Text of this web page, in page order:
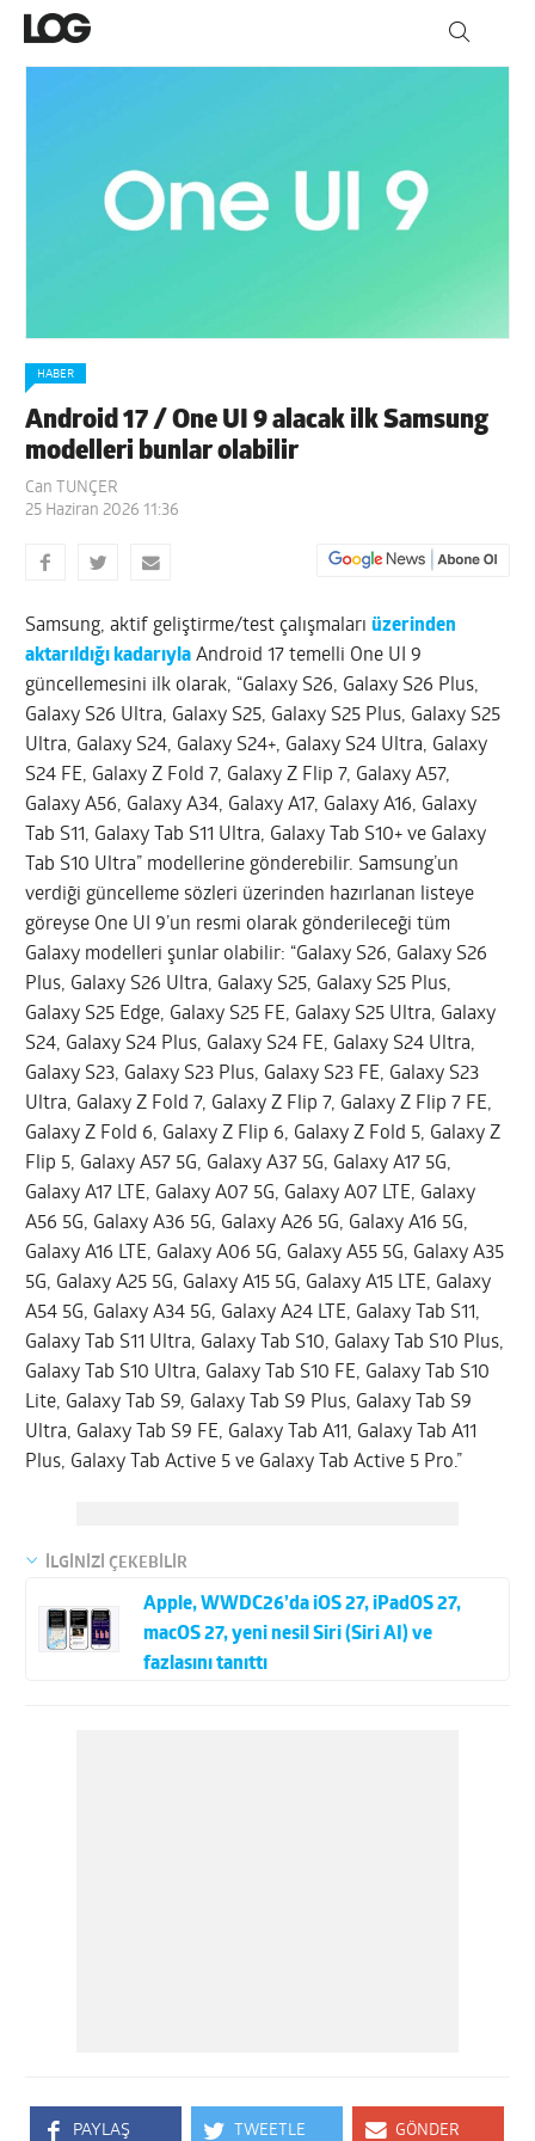
HABER
Android 17 / One UI 9 alacak ilk Samsung
modelleri bunlar olabilir
Can TUNÇER
25 Haziran 2026 11:36
Samsung, aktif geliştirme/test çalışmalarıüzerinden
aktarıldığı kadarıyla Android 17 temelli One UI 9
güncellemesini ilk olarak, “Galaxy S26, Galaxy S26 Plus,
Galaxy S26 Ultra, Galaxy S25, Galaxy S25 Plus, Galaxy S25
Ultra, Galaxy S24, Galaxy S24+, Galaxy S24 Ultra, Galaxy
S24 FE, Galaxy Z Fold 7, Galaxy Z Flip 7, Galaxy A57,
Galaxy A56, Galaxy A34, Galaxy A17, Galaxy A16, Galaxy
Tab S11, Galaxy Tab S11 Ultra, Galaxy Tab S10+ ve Galaxy
Tab S10 Ultra” modellerine gönderebilir. Samsung’un
verdiği güncelleme sözleri üzerinden hazırlanan listeye
göreyse One UI 9’un resmi olarak gönderileceği tüm
Galaxy modelleri şunlar olabilir: “Galaxy S26, Galaxy S26
Plus, Galaxy S26 Ultra, Galaxy S25, Galaxy S25 Plus,
Galaxy S25 Edge, Galaxy S25 FE, Galaxy S25 Ultra, Galaxy
S24, Galaxy S24 Plus, Galaxy S24 FE, Galaxy S24 Ultra,
Galaxy S23, Galaxy S23 Plus, Galaxy S23 FE, Galaxy S23
Ultra, Galaxy Z Fold 7, Galaxy Z Flip 7, Galaxy Z Flip 7 FE,
Galaxy Z Fold 6, Galaxy Z Flip 6, Galaxy Z Fold 5, Galaxy Z
Flip 5, Galaxy A57 5G, Galaxy A37 5G, Galaxy A17 5G,
Galaxy A17 LTE, Galaxy A07 5G, Galaxy A07 LTE, Galaxy
A56 5G, Galaxy A36 5G, Galaxy A26 5G, Galaxy A16 5G,
Galaxy A16 LTE, Galaxy A06 5G, Galaxy A55 5G, Galaxy A35
5G, Galaxy A25 5G, Galaxy A15 5G, Galaxy A15 LTE, Galaxy
A54 5G, Galaxy A34 5G, Galaxy A24 LTE, Galaxy Tab S11,
Galaxy Tab S11 Ultra, Galaxy Tab S10, Galaxy Tab S10 Plus,
Galaxy Tab S10 Ultra, Galaxy Tab S10 FE, Galaxy Tab S10
Lite, Galaxy Tab S9, Galaxy Tab S9 Plus, Galaxy Tab S9
Ultra, Galaxy Tab S9 FE, Galaxy Tab A11, Galaxy Tab A11
Plus, Galaxy Tab Active 5 ve Galaxy Tab Active 5 Pro.”
İLGİNİZİ ÇEKEBİLİR
Apple, WWDC26’da iOS 27, iPadOS 27,
macOS 27, yeni nesil Siri (Siri AI) ve
fazlasını tanıttı
PAYLAŞ TWEETLE GÖNDER